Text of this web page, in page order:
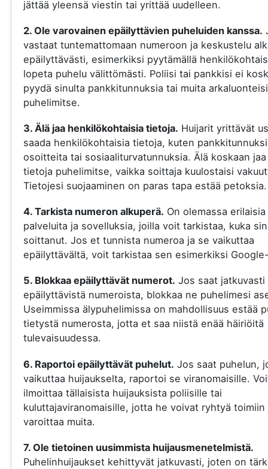
jättää yleensä viestin tai yrittää uudelleen.
2. Ole varovainen epäilyttävien puheluiden kanssa.
vastaat tuntemattomaan numeroon ja keskustelu
epäilyttävästi, esimerkiksi pyytämällä
lopeta puhelu välittömästi. Poliisi tai pankkisi ei
pyydä sinulta pankkitunnuksia tai muita
puhelimitse.
3. Älä jaa henkilökohtaisia tietoja. Huijarit yrittävät
saada henkilökohtaisia tietoja, kuten
osoitteita tai sosiaaliturvatunnuksia. Älä koskaan
tietoja puhelimitse, vaikka soittaja kuulostaisi
Tietojesi suojaaminen on paras tapa estää petoksia.
4. Tarkista numeron alkuperä. On olemassa erilaisia
palveluita ja sovelluksia, joilla voit tarkistaa, kuka
soittanut. Jos et tunnista numeroa ja se vaikuttaa
epäilyttävältä, voit tarkistaa sen esimerkiksi
5. Blokkaa epäilyttävät numerot. Jos saat jatkuvasti
epäilyttävistä numeroista, blokkaa ne puhelimesi
Useimmissa älypuhelimissa on mahdollisuus estää
tietystä numerosta, jotta et saa niistä enää häiriöitä
tulevaisuudessa.
6. Raportoi epäilyttävät puhelut. Jos saat puhelun,
vaikuttaa huijaukselta, raportoi se viranomaisille.
ilmoittaa tällaisista huijauksista poliisille tai
kuluttajaviranomaisille, jotta he voivat ryhtyä toimiin
varoittaa muita.
7. Ole tietoinen uusimmista huijausmenetelmistä.
Puhelinhuijaukset kehittyvät jatkuvasti, joten on